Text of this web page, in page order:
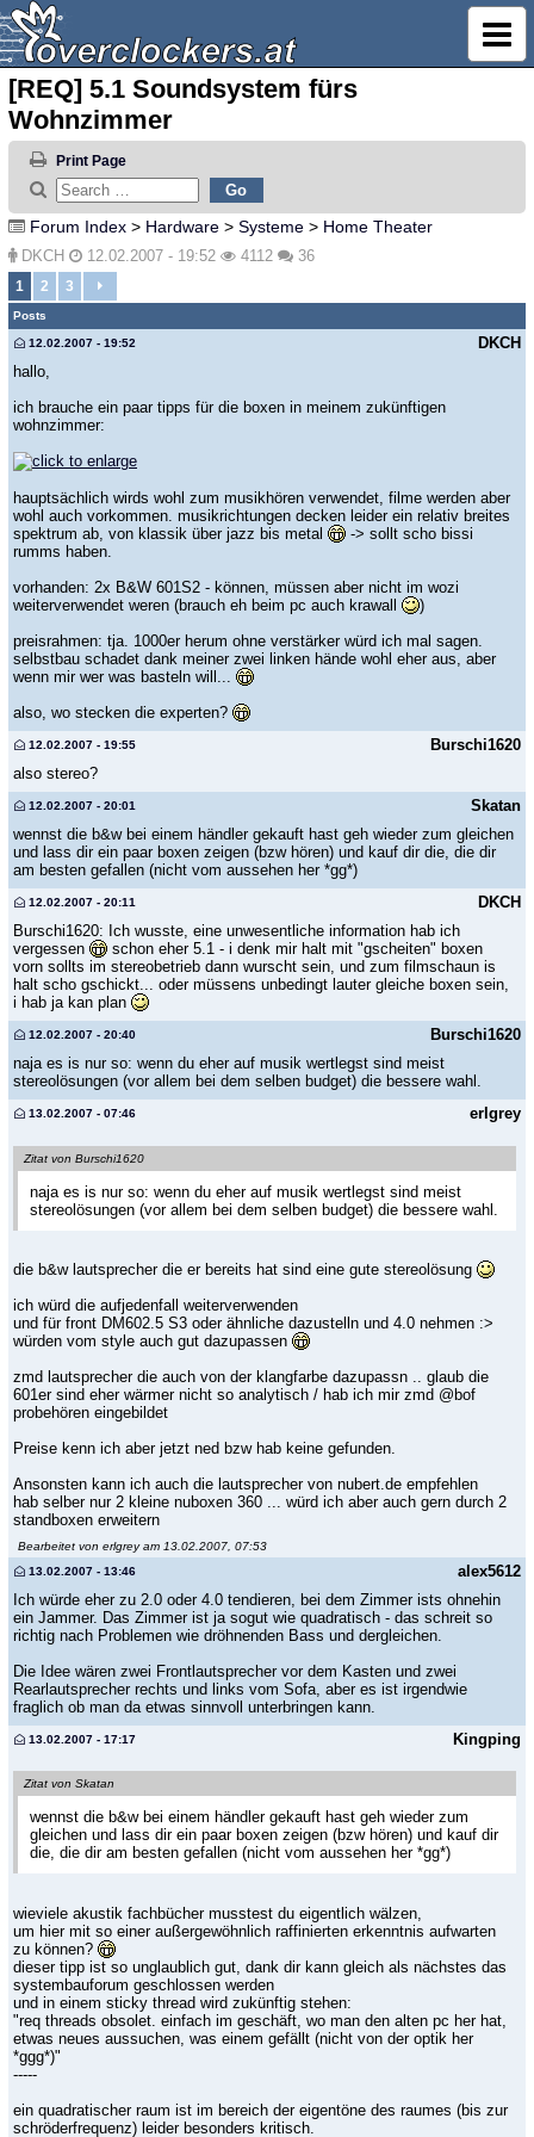
[REQ] 5.1 Soundsystem fürs
Wohnzimmer
Print Page
Forum Index > Hardware > Systeme > Home Theater
DKCH 12.02.2007 - 19:52 4112 36
1 2 3
Posts
DKCH
12.02.2007 - 19:52
hallo,
ich brauche ein paar tipps für die boxen in meinem zukünftigen
wohnzimmer:
hauptsächlich wirds wohl zum musikhören verwendet, filme werden aber
wohl auch vorkommen. musikrichtungen decken leider ein relativ breites
spektrum ab, von klassik über jazz bis metal
-> sollt scho bissi
rumms haben.
vorhanden: 2x B&W 601S2 - können, müssen aber nicht im wozi
weiterverwendet weren (brauch eh beim pc auch krawall
)
preisrahmen: tja. 1000er herum ohne verstärker würd ich mal sagen.
selbstbau schadet dank meiner zwei linken hände wohl eher aus, aber
wenn mir wer was basteln will...
also, wo stecken die experten?
Burschi1620
12.02.2007 - 19:55
also stereo?
Skatan
12.02.2007 - 20:01
wennst die b&w bei einem händler gekauft hast geh wieder zum gleichen
und lass dir ein paar boxen zeigen (bzw hören) und kauf dir die, die dir
am besten gefallen (nicht vom aussehen her *gg*)
DKCH
12.02.2007 - 20:11
Burschi1620: Ich wusste, eine unwesentliche information hab ich
vergessen
schon eher 5.1 - i denk mir halt mit "gscheiten" boxen
vorn sollts im stereobetrieb dann wurscht sein, und zum filmschaun is
halt scho gschickt... oder müssens unbedingt lauter gleiche boxen sein,
i hab ja kan plan
Burschi1620
12.02.2007 - 20:40
naja es is nur so: wenn du eher auf musik wertlegst sind meist
stereolösungen (vor allem bei dem selben budget) die bessere wahl.
erlgrey
13.02.2007 - 07:46
Zitat von Burschi1620
naja es is nur so: wenn du eher auf musik wertlegst sind meist
stereolösungen (vor allem bei dem selben budget) die bessere wahl.
die b&w lautsprecher die er bereits hat sind eine gute stereolösung
ich würd die aufjedenfall weiterverwenden
und für front DM602.5 S3 oder ähnliche dazustelln und 4.0 nehmen :>
würden vom style auch gut dazupassen
zmd lautsprecher die auch von der klangfarbe dazupassn .. glaub die
601er sind eher wärmer nicht so analytisch / hab ich mir zmd @bof
probehören eingebildet
Preise kenn ich aber jetzt ned bzw hab keine gefunden.
Ansonsten kann ich auch die lautsprecher von nubert.de empfehlen
hab selber nur 2 kleine nuboxen 360 ... würd ich aber auch gern durch 2
standboxen erweitern
Bearbeitet von erlgrey am 13.02.2007, 07:53
alex5612
13.02.2007 - 13:46
Ich würde eher zu 2.0 oder 4.0 tendieren, bei dem Zimmer ists ohnehin
ein Jammer. Das Zimmer ist ja sogut wie quadratisch - das schreit so
richtig nach Problemen wie dröhnenden Bass und dergleichen.
Die Idee wären zwei Frontlautsprecher vor dem Kasten und zwei
Rearlautsprecher rechts und links vom Sofa, aber es ist irgendwie
fraglich ob man da etwas sinnvoll unterbringen kann.
Kingping
13.02.2007 - 17:17
Zitat von Skatan
wennst die b&w bei einem händler gekauft hast geh wieder zum
gleichen und lass dir ein paar boxen zeigen (bzw hören) und kauf dir
die, die dir am besten gefallen (nicht vom aussehen her *gg*)
wieviele akustik fachbücher musstest du eigentlich wälzen,
um hier mit so einer außergewöhnlich raffinierten erkenntnis aufwarten
zu können?
dieser tipp ist so unglaublich gut, dank dir kann gleich als nächstes das
systembauforum geschlossen werden
und in einem sticky thread wird zukünftig stehen:
"req threads obsolet. einfach im geschäft, wo man den alten pc her hat,
etwas neues aussuchen, was einem gefällt (nicht von der optik her
*ggg*)"
-----
ein quadratischer raum ist im bereich der eigentöne des raumes (bis zur
schröderfrequenz) leider besonders kritisch.